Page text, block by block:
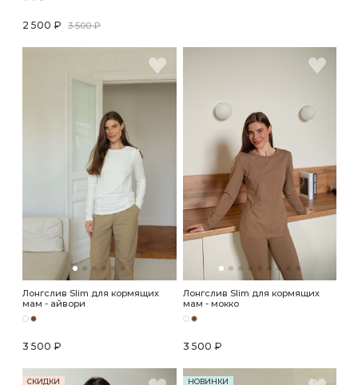
2 500 ₽ 3 500 ₽
Лонгслив Slim для кормящих
мам - айвори
3 500 ₽
Лонгслив Slim для кормящих
мам - мокко
3 500 ₽
СКИДКИ НОВИНКИ